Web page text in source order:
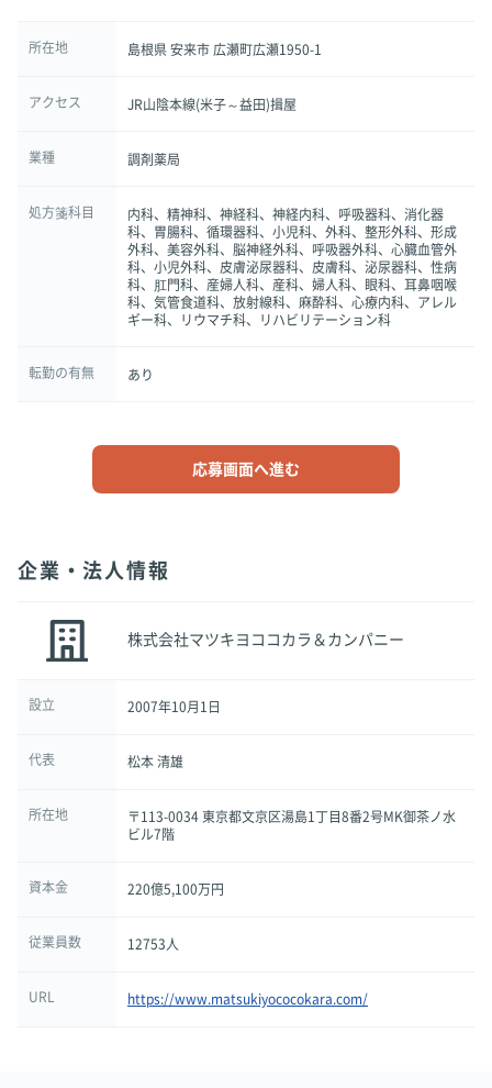
所在地 島根県 安来市 広瀬町広瀬1950-1
アクセス JR山陰本線(米子～益田)揖屋
業種 調剤薬局
処方箋科目
内科、精神科、神経科、神経内科、呼吸器科、消化器
科、胃腸科、循環器科、小児科、外科、整形外科、形成
外科、美容外科、脳神経外科、呼吸器外科、心臓血管外
科、小児外科、皮膚泌尿器科、皮膚科、泌尿器科、性病
科、肛門科、産婦人科、産科、婦人科、眼科、耳鼻咽喉
科、気管食道科、放射線科、麻酔科、心療内科、アレル
ギー科、リウマチ科、リハビリテーション科
転勤の有無 あり
応募画面へ進む
企業・法人情報
株式会社マツキヨココカラ＆カンパニー
設立 2007年10月1日
代表 松本 清雄
所在地
〒113-0034 東京都文京区湯島1丁目8番2号MK御茶ノ水
ビル7階
資本金 220億5,100万円
従業員数 12753人
URL https://www.matsukiyococokara.com/